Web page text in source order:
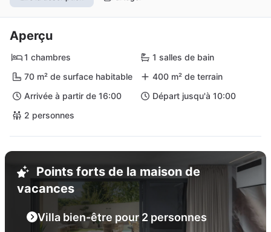
Aperçu
1 chambres
1 salles de bain
70 m² de surface habitable
400 m² de terrain
Arrivée à partir de 16:00
Départ jusqu'à 10:00
2 personnes
Points forts de la maison de
vacances
Villa bien-être pour 2 personnes